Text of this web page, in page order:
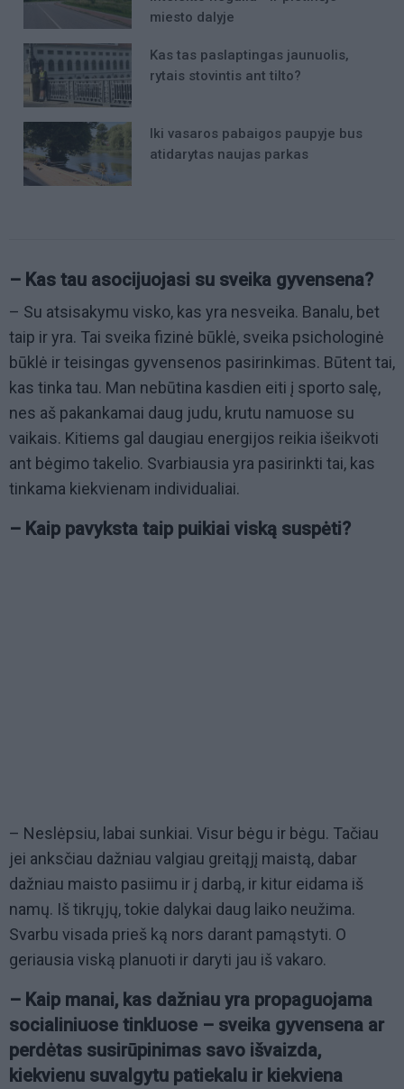
miesto dalyje
Kas tas paslaptingas jaunuolis,
rytais stovintis ant tilto?
Iki vasaros pabaigos paupyje bus
atidarytas naujas parkas
– Kas tau asocijuojasi su sveika gyvensena?
– Su atsisakymu visko, kas yra nesveika. Banalu, bet
taip ir yra. Tai sveika fizinė būklė, sveika psichologinė
būklė ir teisingas gyvensenos pasirinkimas. Būtent tai,
kas tinka tau. Man nebūtina kasdien eiti į sporto salę,
nes aš pakankamai daug judu, krutu namuose su
vaikais. Kitiems gal daugiau energijos reikia išeikvoti
ant bėgimo takelio. Svarbiausia yra pasirinkti tai, kas
tinkama kiekvienam individualiai.
– Kaip pavyksta taip puikiai viską suspėti?
– Neslėpsiu, labai sunkiai. Visur bėgu ir bėgu. Tačiau
jei anksčiau dažniau valgiau greitąjį maistą, dabar
dažniau maisto pasiimu ir į darbą, ir kitur eidama iš
namų. Iš tikrųjų, tokie dalykai daug laiko neužima.
Svarbu visada prieš ką nors darant pamąstyti. O
geriausia viską planuoti ir daryti jau iš vakaro.
– Kaip manai, kas dažniau yra propaguojama
socialiniuose tinkluose – sveika gyvensena ar
perdėtas susirūpinimas savo išvaizda,
kiekvienu suvalgytu patiekalu ir kiekviena